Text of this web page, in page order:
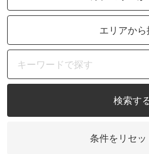
エリアから
検索す
条件をリセッ